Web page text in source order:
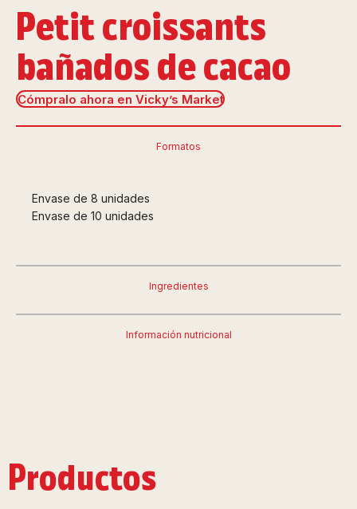
Petit croissants
bañados de cacao
Cómpralo ahora en Vicky’s Market
Formatos
Ingredientes
Información nutricional
Envase de 8 unidades
Envase de 10 unidades
Productos